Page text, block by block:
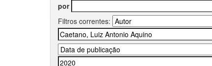
por
Filtros correntes: